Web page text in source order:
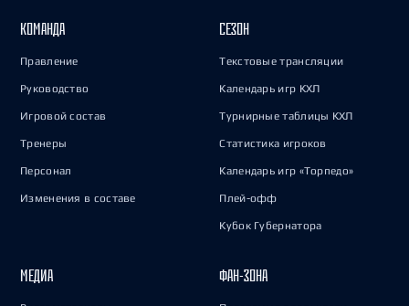
КОМАНДА
Правление
Руководство
Игровой состав
Тренеры
Персонал
Изменения в составе
СЕЗОН
Текстовые трансляции
Календарь игр КХЛ
Турнирные таблицы КХЛ
Статистика игроков
Календарь игр «Торпедо»
Плей-офф
Кубок Губернатора
МЕДИА ФАН-ЗОНА